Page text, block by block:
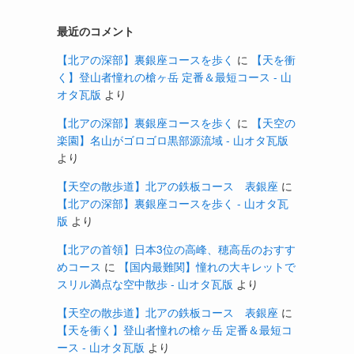
最近のコメント
【北アの深部】裏銀座コースを歩く に
【天を衝
く】登山者憧れの槍ヶ岳 定番＆最短コース - 山
オタ瓦版 より
【北アの深部】裏銀座コースを歩く に
【天空の
楽園】名山がゴロゴロ黒部源流域 - 山オタ瓦版
より
【天空の散歩道】北アの鉄板コース 表銀座 に
【北アの深部】裏銀座コースを歩く - 山オタ瓦
版 より
【北アの首領】日本3位の高峰、穂高岳のおすす
めコース に
【国内最難関】憧れの大キレットで
スリル満点な空中散歩 - 山オタ瓦版 より
【天空の散歩道】北アの鉄板コース 表銀座 に
【天を衝く】登山者憧れの槍ヶ岳 定番＆最短コ
ース - 山オタ瓦版 より